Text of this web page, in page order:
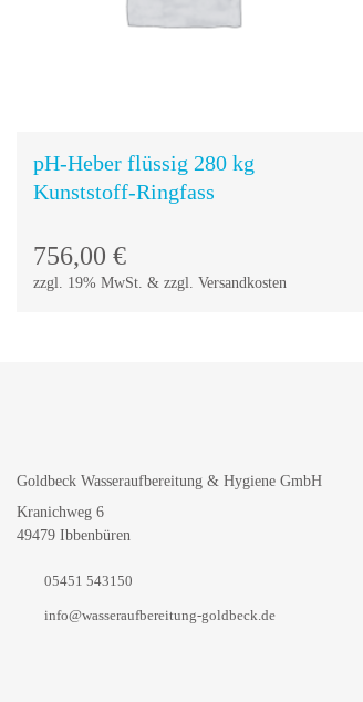
pH-Heber flüssig 280 kg
Kunststoff-Ringfass
756,00 €
zzgl. 19% MwSt. & zzgl. Versandkosten
Goldbeck Wasseraufbereitung & Hygiene GmbH
Kranichweg 6
49479 Ibbenbüren
05451 543150
info@wasseraufbereitung-goldbeck.de